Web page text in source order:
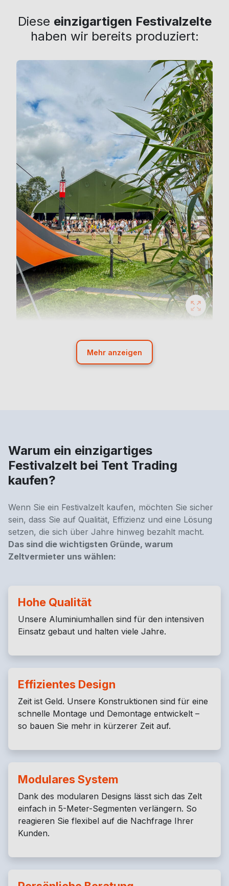
Diese einzigartigen Festivalzelte
haben wir bereits produziert:
Mehr anzeigen
Warum ein einzigartiges
Festivalzelt bei Tent Trading
kaufen?
Wenn Sie ein Festivalzelt kaufen, möchten Sie sicher
sein, dass Sie auf Qualität, Effizienz und eine Lösung
setzen, die sich über Jahre hinweg bezahlt macht.
Das sind die wichtigsten Gründe, warum
Zeltvermieter uns wählen:
Hohe Qualität
Unsere Aluminiumhallen sind für den intensiven
Einsatz gebaut und halten viele Jahre.
Effizientes Design
Zeit ist Geld. Unsere Konstruktionen sind für eine
schnelle Montage und Demontage entwickelt –
so bauen Sie mehr in kürzerer Zeit auf.
Modulares System
Dank des modularen Designs lässt sich das Zelt
einfach in 5-Meter-Segmenten verlängern. So
reagieren Sie flexibel auf die Nachfrage Ihrer
Kunden.